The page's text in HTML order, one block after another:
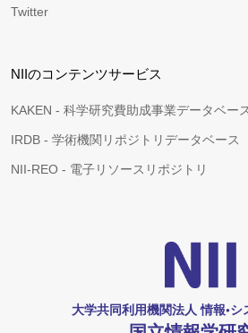
Twitter
NIIのコンテンツサービス
KAKEN - 科学研究費助成事業データベー
IRDB - 学術機関リポジトリデータベース
NII-REO - 電子リソースリポジトリ
大学共同利用機関法人 情報•